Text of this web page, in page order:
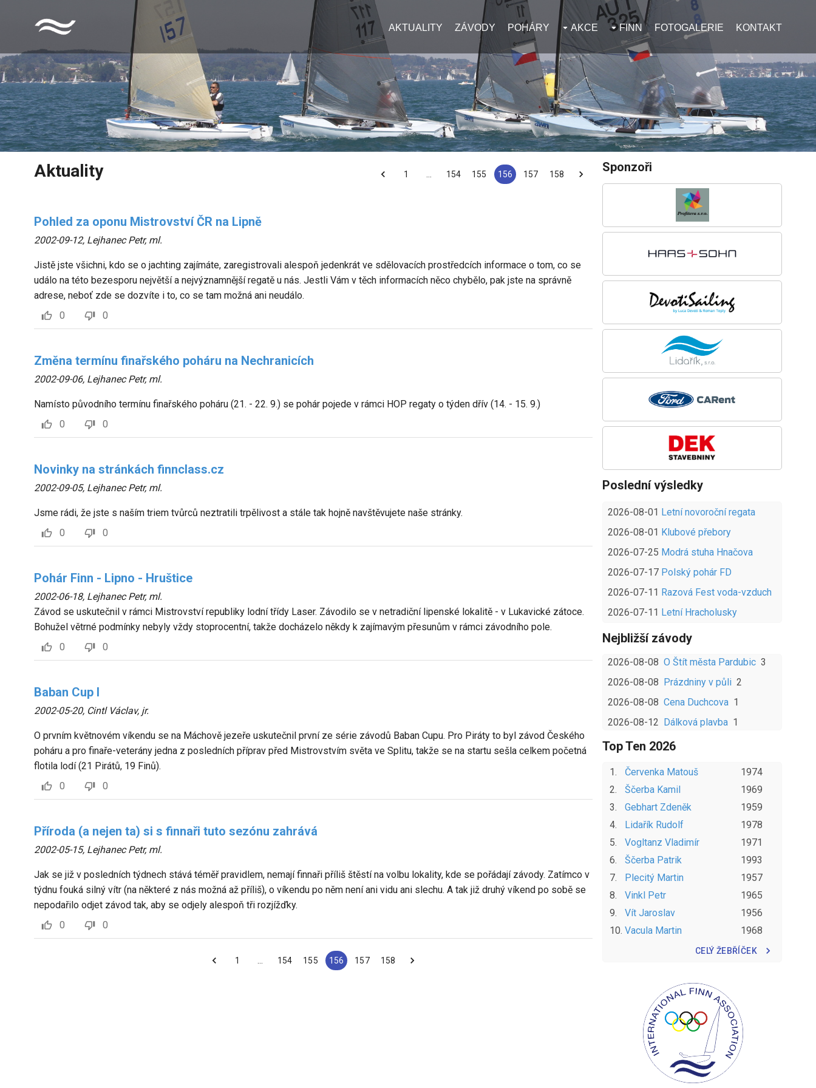
AKTUALITY ZÁVODY POHÁRY AKCE FINN FOTOGALERIE KONTAKT
Aktuality 1 154 155 156 157 158
Pohled za oponu Mistrovství ČR na Lipně
2002-09-12, Lejhanec Petr, ml.
Jistě jste všichni, kdo se o jachting zajímáte, zaregistrovali alespoň jedenkrát ve sdělovacích prostředcích informace o tom, co se
událo na této bezesporu největší a nejvýznamnější regatě u nás. Jestli Vám v těch informacích něco chybělo, pak jste na správně
adrese, neboť zde se dozvíte i to, co se tam možná ani neudálo.
0
0
Změna termínu finařského poháru na Nechranicích
2002-09-06, Lejhanec Petr, ml.
Namísto původního termínu finařského poháru (21. - 22. 9.) se pohár pojede v rámci HOP regaty o týden dřív (14. - 15. 9.)
0
0
Novinky na stránkách finnclass.cz
2002-09-05, Lejhanec Petr, ml.
Jsme rádi, že jste s naším triem tvůrců neztratili trpělivost a stále tak hojně navštěvujete naše stránky.
0
0
Pohár Finn - Lipno - Hruštice
2002-06-18, Lejhanec Petr, ml.
Závod se uskutečnil v rámci Mistrovství republiky lodní třídy Laser. Závodilo se v netradiční lipenské lokalitě - v Lukavické zátoce.
Bohužel větrné podmínky nebyly vždy stoprocentní, takže docházelo někdy k zajímavým přesunům v rámci závodního pole.
0
0
Baban Cup I
2002-05-20, Cintl Václav, jr.
O prvním květnovém víkendu se na Máchově jezeře uskutečnil první ze série závodů Baban Cupu. Pro Piráty to byl závod Českého
poháru a pro finaře-veterány jedna z posledních příprav před Mistrovstvím světa ve Splitu, takže se na startu sešla celkem početná
flotila lodí (21 Pirátů, 19 Finů).
0
0
Příroda (a nejen ta) si s finnaři tuto sezónu zahrává
2002-05-15, Lejhanec Petr, ml.
Jak se již v posledních týdnech stává téměř pravidlem, nemají finnaři příliš štěstí na volbu lokality, kde se pořádají závody. Zatímco v
týdnu fouká silný vítr (na některé z nás možná až příliš), o víkendu po něm není ani vidu ani slechu. A tak již druhý víkend po sobě se
nepodařilo odjet závod tak, aby se odjely alespoň tři rozjížďky.
0
0
1 154 155 156 157 158
Sponzoři
Poslední výsledky
2026-08-01 Letní novoroční regata
2026-08-01 Klubové přebory
2026-07-25 Modrá stuha Hnačova
2026-07-17 Polský pohár FD
2026-07-11 Razová Fest voda-vzduch
2026-07-11 Letní Hracholusky
Nejbližší závody
2026-08-08 O Štít města Pardubic 3
2026-08-08
Prázdniny v půli 2
2026-08-08 Cena Duchcova 1
2026-08-12
Dálková plavba 1
Top Ten 2026
1. Červenka Matouš
1974
2. Ščerba Kamil
1969
3. Gebhart Zdeněk
1959
4. Lidařík Rudolf
1978
5. Vogltanz Vladimír
1971
6. Ščerba Patrik
1993
7. Plecitý Martin
1957
8. Vinkl Petr
1965
9. Vít Jaroslav
1956
10. Vacula Martin 1968
CELÝ ŽEBŘÍČEK